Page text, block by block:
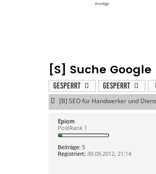
Anzeige
[S] Suche
Gesperrt Gesperrt
[B] SEO für Handwerker und
Epiom
PostRank 1
Beiträge: 5
Registriert: 30.09.2012, 21:14